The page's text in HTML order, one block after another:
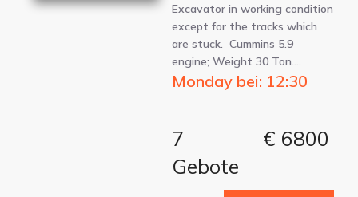
Excavator in working condition
except for the tracks which
are stuck. Cummins 5.9
engine; Weight 30 Ton.…
Monday bei: 12:30
7
Gebote
€ 6800